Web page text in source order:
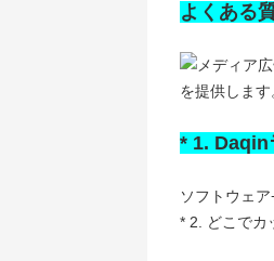
よくある
* 1. Daqin
ソフトウェ
* 2. どこでカ